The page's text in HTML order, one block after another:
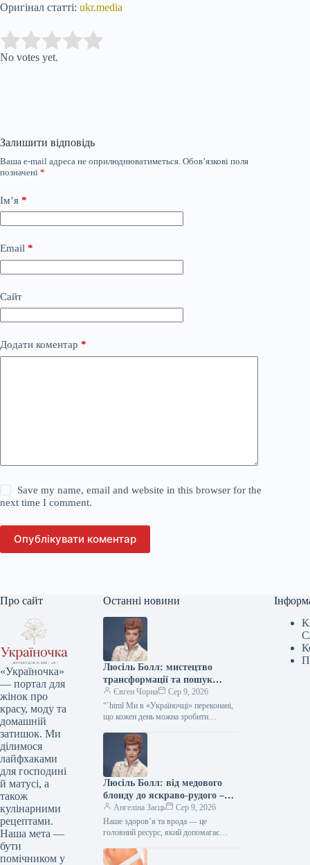
Оригінал статті: ukr.media
Rate this item:
No votes yet.
Залишити відповідь
Ваша e-mail адреса не оприлюднюватиметься. Обов’язкові поля
позначені *
Ім’я *
Email *
Сайт
Додати коментар *
Save my name, email and website in this browser for the
next time I comment.
Опублікувати коментар
Про сайт
«Україночка»
— портал для
жінок про
красу, моду та
домашній
затишок. Ми
ділимося
лайфхаками
для господині
й матусі, а
також
кулінарними
рецептами.
Наша мета —
бути
помічником у
Останні новини
Люсіль Болл: мистецтво
трансформації та пошук
власної гармонії кольору
Євген Чорна
Сер 9, 2026
“`html Ми в «Україночці» переконані,
що кожен день можна зробити
трішки натхнення. Сьогодні ми
розбираємося…
Люсіль Болл: від медового
блонду до яскраво-рудого –
еволюція зіркового образу
Ангеліна Заєць
Сер 9, 2026
Наше здоров’я та врода — це
головний ресурс, який допомагає
Редакція «Україночки» підготувала